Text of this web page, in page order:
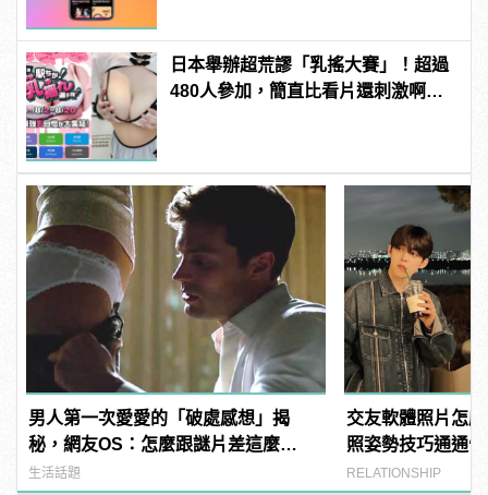
日本舉辦超荒謬「乳搖大賽」！超過
480人參加，簡直比看片還刺激啊！ |
男人第一次愛愛的「破處感想」揭
秘，網友OS：怎麼跟謎片差這麼
多！？
生活話題
交友軟體照片怎
照姿勢技巧通通
RELATIONSHIP